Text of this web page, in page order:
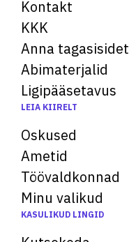
Kontakt
KKK
Anna tagasisidet
Abimaterjalid
Ligipääsetavus
LEIA KIIRELT
Oskused
Ametid
Töövaldkonnad
Minu valikud
KASULIKUD LINGID